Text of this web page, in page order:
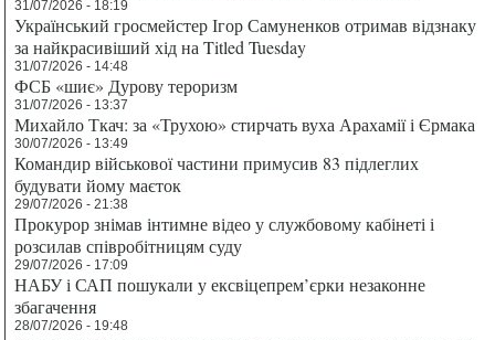
31/07/2026 - 18:19
Український гросмейстер Ігор Самуненков отримав відзнаку
за найкрасивіший хід на Titled Tuesday
31/07/2026 - 14:48
ФСБ «шиє» Дурову тероризм
31/07/2026 - 13:37
Михайло Ткач: за «Трухою» стирчать вуха Арахамії і Єрмака
30/07/2026 - 13:49
Командир військової частини примусив 83 підлеглих
будувати йому маєток
29/07/2026 - 21:38
Прокурор знімав інтимне відео у службовому кабінеті і
розсилав співробітницям суду
29/07/2026 - 17:09
НАБУ і САП пошукали у ексвіцепрем’єрки незаконне
збагачення
28/07/2026 - 19:48